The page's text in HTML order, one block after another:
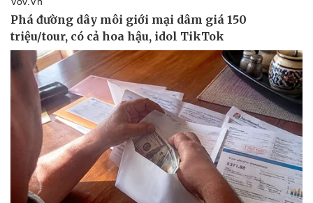
Pháp luật
Tin nóng
Tư vấn luật
Quân sự - Quốc phòng
Vũ khí
Việt Nam
Phân tích